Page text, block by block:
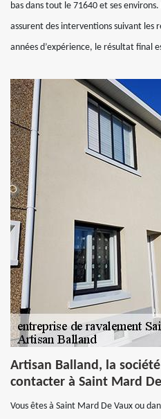
bas dans tout le 71640 et ses
assurent des interventions suivant les
années d’expérience, le résultat final
Artisan Balland, la
contacter à Saint Mard
Vous êtes à Saint Mard De Vaux ou